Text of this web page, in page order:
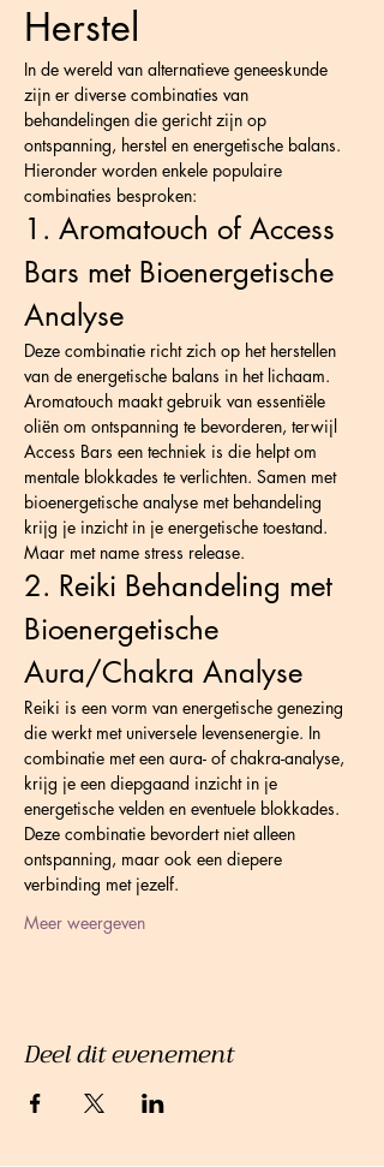
Herstel
In de wereld van alternatieve geneeskunde
zijn er diverse combinaties van
behandelingen die gericht zijn op
ontspanning, herstel en energetische balans.
Hieronder worden enkele populaire
combinaties besproken:
1. Aromatouch of Access
Bars met Bioenergetische
Analyse
Deze combinatie richt zich op het herstellen
van de energetische balans in het lichaam.
Aromatouch maakt gebruik van essentiële
oliën om ontspanning te bevorderen, terwijl
Access Bars een techniek is die helpt om
mentale blokkades te verlichten. Samen met
bioenergetische analyse met behandeling
krijg je inzicht in je energetische toestand.
Maar met name stress release.
2. Reiki Behandeling met
Bioenergetische
Aura/Chakra Analyse
Reiki is een vorm van energetische genezing
die werkt met universele levensenergie. In
combinatie met een aura- of chakra-analyse,
krijg je een diepgaand inzicht in je
energetische velden en eventuele blokkades.
Deze combinatie bevordert niet alleen
ontspanning, maar ook een diepere
verbinding met jezelf.
Meer weergeven
Deel dit evenement